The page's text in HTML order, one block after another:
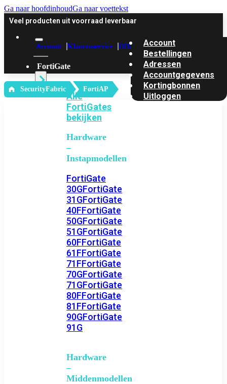
Ga naar hoofdinhoudGa naar voettekst
Veel producten uit voorraad leverbaar
Account Klantenservice Offerte
FortiGate
Alle
FortiGates
bekijken
Hardware
–
Instapmodellen
FortiGate
30GFortiGate
31GFortiGate
40FFortiGate
50GFortiGate
51GFortiGate
60FFortiGate
61FFortiGate
71FFortiGate
70GFortiGate
71GFortiGate
80FFortiGate
81FFortiGate
90GFortiGate
91G
Hardware
–
Middenmodellen
Account
Bestellingen
Adressen
Accountgegevens
Kortingbonnen
Uitloggen
‎ SecurityFabric FortiAP